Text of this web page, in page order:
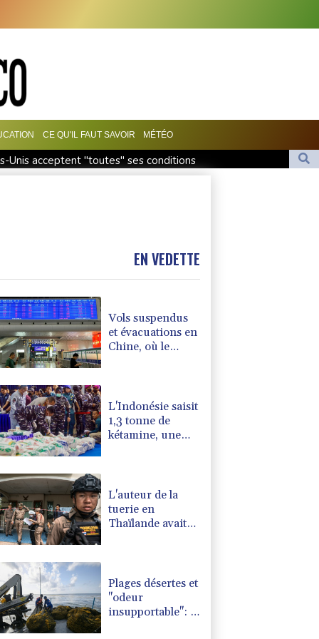
CE QU'IL FAUT SAVOIR MÉTÉO
Unis acceptent "toutes" ses conditions
un record de chaleur absolu à 36,9°C
EN VEDETTE
Vols suspendus
et évacuations en
Chine, où le
L'Indonésie saisit
1,3 tonne de
kétamine, une
L'auteur de la
tuerie en
Thaïlande avait
l'école selon la
police
Plages désertes et
"odeur
insupportable": le